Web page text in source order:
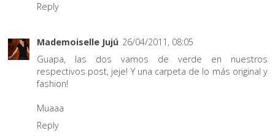
Reply
Mademoiselle Jujú 26/04/2011, 08:05
Guapa, las dos vamos de verde en nuestros
respectivos post, jeje! Y una carpeta de lo más original y
fashion!
Muaaa
Reply